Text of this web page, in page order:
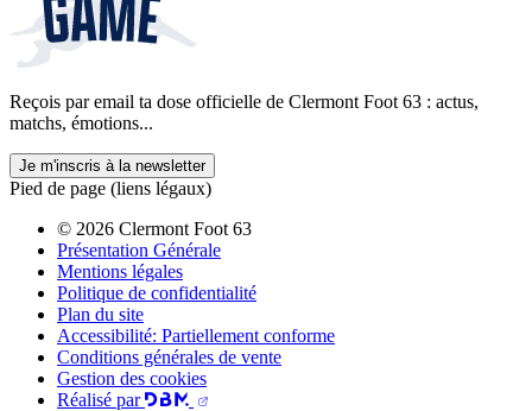
Reçois par email ta dose officielle de Clermont Foot 63 : actus,
matchs, émotions...
Je m'inscris à la newsletter
Pied de page (liens légaux)
© 2026 Clermont Foot 63
Présentation Générale
Mentions légales
Politique de confidentialité
Plan du site
Accessibilité: Partiellement conforme
Conditions générales de vente
Gestion des cookies
Réalisé par